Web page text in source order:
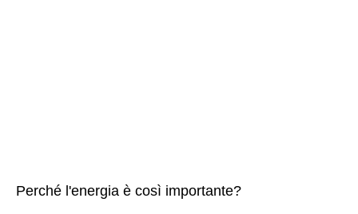
Perché l'energia è così importante?